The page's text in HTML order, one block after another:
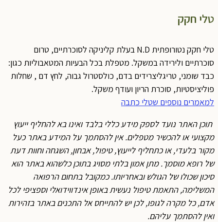
טלי חקק
טלי חקק נטורופתית N.D בעלת קליניקה לסוכרתיים, טרום
סוכרתיים ולירידה במשקל. מטפלת בכל הבעיות המטאבוליות כגון:
כבד שומני, טריגליצרידים בדם, כולסטרול גבוה, לחץ דם , שחלות
פוליציסטיות, סוכרת הריון ועודף משקל.
למאמרים נוספים שטלי כתבה
תוכן האתר נועד לספק מידע כללי בלבד ואינו בא להחליף ייעוץ
מקצועי או להכשיר מטפלים. אין להסתמך על המידע באתר כעל
מקור בלעדי, או כתחליף לייעוץ, טיפול, אבחון, השגחה וחוות דעת
של רופא מוסמך. מתן אמון בלתי מסויג בתוכן כלשהוא באתר הוא
סיכון שכולו של הגולש ובאחריותו. כמקובל בתחום הרפואה
המשלימה, התאמת טיפול נעשית באופן אינדווידואלי וספציפי לכל
אדם, כל מקרה לגופו, לכן יש להתייחס אל התכנים באתר בזהירות
ואין להסתמך עליהם.